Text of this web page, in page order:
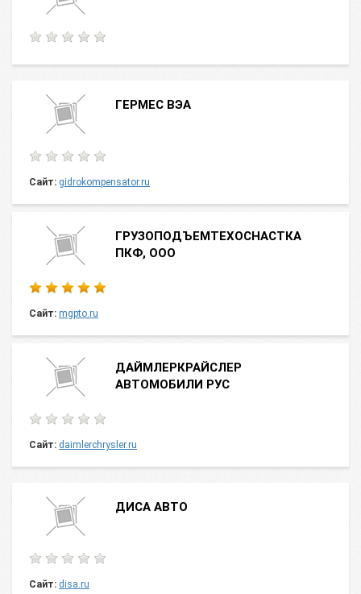
ГЕРМЕС ВЭА
Сайт: gidrokompensator.ru
ГРУЗОПОДЪЕМТЕХОСНАСТКА
ПКФ, ООО
Сайт: mgpto.ru
ДАЙМЛЕРКРАЙСЛЕР
АВТОМОБИЛИ РУС
Сайт: daimlerchrysler.ru
ДИСА АВТО
Сайт: disa.ru